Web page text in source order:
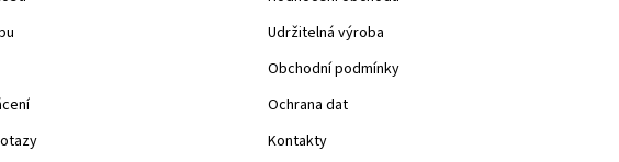
Udržitelná výroba
Obchodní podmínky
Ochrana dat
Kontakty